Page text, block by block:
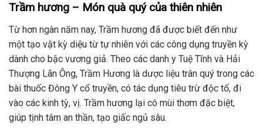
Trầm hương – Món quà quý của thiên nhiên
Từ hơn ngàn năm nay, Trầm hương đã được biết đến như
một tạo vật kỳ diệu từ tự nhiên với các công dụng truyền kỳ
dành cho bậc vương giả. Theo các danh y Tuệ Tĩnh và Hải
Thượng Lãn Ông, Trầm Hương là dược liệu trân quý trong các
bài thuốc Đông Y cổ truyền, có tác dụng tiêu trừ độc tố, đi
vào các kinh tỳ, vị. Trầm hương lại có mùi thơm đặc biệt,
giúp tịnh tâm an thần, tạo giấc ngủ sâu.